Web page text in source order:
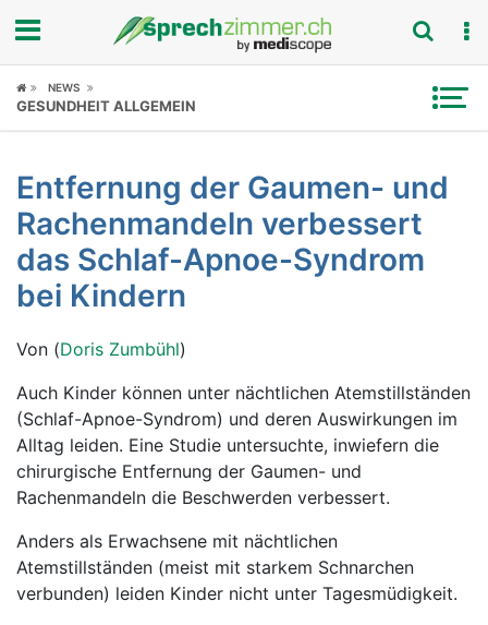
Fokus
Symptome
Untersuchungen
News
Ratgeber
Rubriken
NEWS
GESUNDHEIT ALLGEMEIN
Entfernung der Gaumen- und
Rachenmandeln verbessert
das Schlaf-Apnoe-Syndrom
bei Kindern
Von (Doris Zumbühl)
Auch Kinder können unter nächtlichen Atemstillständen
(Schlaf-Apnoe-Syndrom) und deren Auswirkungen im
Alltag leiden. Eine Studie untersuchte, inwiefern die
chirurgische Entfernung der Gaumen- und
Rachenmandeln die Beschwerden verbessert.
Anders als Erwachsene mit nächtlichen
Atemstillständen (meist mit starkem Schnarchen
verbunden) leiden Kinder nicht unter Tagesmüdigkeit.